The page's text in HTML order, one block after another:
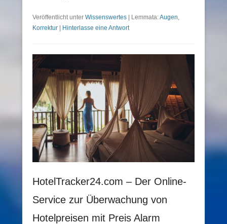
Veröffentlicht unter Wissenswertes | Lemmata:Augen
Korrektur | Hinterlasse eine Antwort
HotelTracker24.com – Der Online-
Service zur Überwachung von
Hotelpreisen mit Preis Alarm